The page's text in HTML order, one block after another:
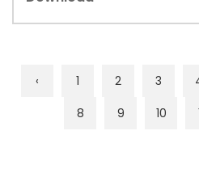
‹ 1 2 3
8
9 10